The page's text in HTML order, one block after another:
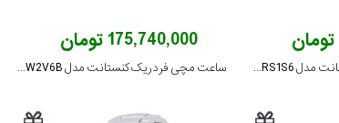
ساعت مچی فردریک کنستانت مدل FC-206RS1S6
175,740,000 تومان
ساعت مچی فردریک کنستانت مدل FC-200MPW2V6B